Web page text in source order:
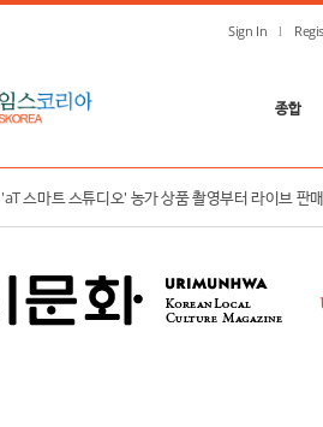
Sign In
종합
한국농수산식품유통공사, K-푸드 수출 확대 및 K-컬
'aT 스마트 스튜디오' 농가 상품 촬영부터 라이브 판